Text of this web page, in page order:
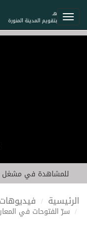
هـ
بتقويم المدينة المنورة
للمشاهدة في مشغل
الرئيسية
سرّ الفتوحات في